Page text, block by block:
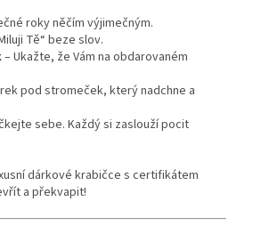
roky něčím výjimečným.
Tě“ beze slov.
– Ukažte, že Vám na obdarovaném
pod stromeček, který nadchne a
sebe. Každý si zaslouží pocit
dárkové krabičce s certifikátem
a překvapit!